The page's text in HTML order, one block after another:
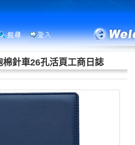
針車26孔活頁工商日誌